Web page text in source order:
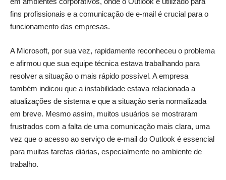
fins profissionais e a comunicação de e-mail é crucial para o
funcionamento das empresas.
A Microsoft, por sua vez, rapidamente reconheceu o problema
e afirmou que sua equipe técnica estava trabalhando para
resolver a situação o mais rápido possível. A empresa
também indicou que a instabilidade estava relacionada a
atualizações de sistema e que a situação seria normalizada
em breve. Mesmo assim, muitos usuários se mostraram
frustrados com a falta de uma comunicação mais clara, uma
vez que o acesso ao serviço de e-mail do Outlook é essencial
para muitas tarefas diárias, especialmente no ambiente de
trabalho.